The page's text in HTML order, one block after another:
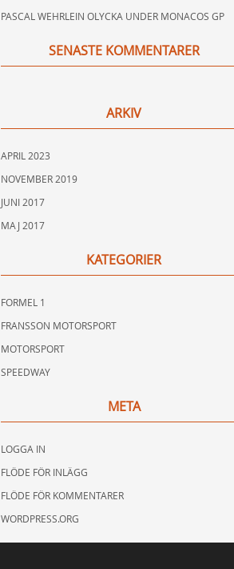
PASCAL WEHRLEIN OLYCKA UNDER MONACOS GP
SENASTE KOMMENTARER
ARKIV
APRIL 2023
NOVEMBER 2019
JUNI 2017
MAJ 2017
KATEGORIER
FORMEL 1
FRANSSON MOTORSPORT
MOTORSPORT
SPEEDWAY
META
LOGGA IN
FLÖDE FÖR INLÄGG
FLÖDE FÖR KOMMENTARER
WORDPRESS.ORG